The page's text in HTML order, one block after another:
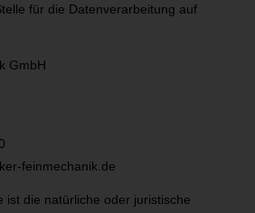
für die Datenverarbeitung auf
GmbH
feinmechanik.de
ist die natürliche oder juristische